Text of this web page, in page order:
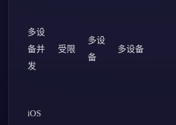
多设
备并
发
受限
多设
备
多设备
iOS